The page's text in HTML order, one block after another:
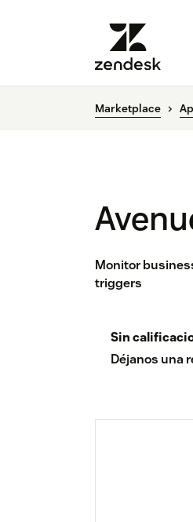
Marketplace
Monitor
triggers
Sin
Déjanos una